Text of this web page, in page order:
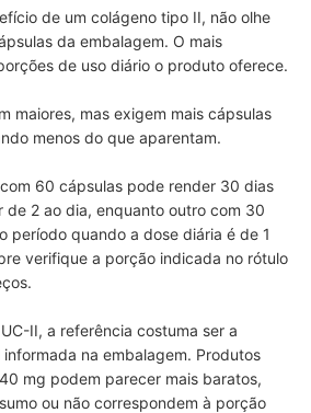
de um colágeno tipo II, não olhe
da embalagem. O mais
de uso diário o produto oferece.
maiores, mas exigem mais cápsulas
menos do que aparentam.
60 cápsulas pode render 30 dias
de 2 ao dia, enquanto outro com 30
período quando a dose diária é de 1
verifique a porção indicada no rótulo
II, a referência costuma ser a
na embalagem. Produtos
mg podem parecer mais baratos,
ou não correspondem à porção